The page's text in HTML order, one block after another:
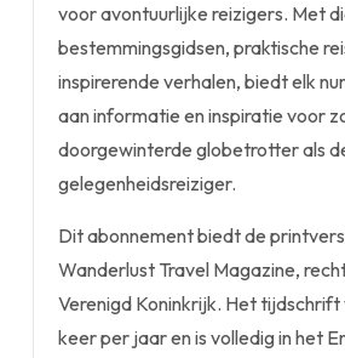
voor avontuurlijke reizigers. Met
bestemmingsgidsen, praktische
inspirerende verhalen, biedt elk
aan informatie en inspiratie voor
doorgewinterde globetrotter als
gelegenheidsreiziger.
Dit abonnement biedt de
Wanderlust Travel Magazine,
Verenigd Koninkrijk. Het tijdschrift
keer per jaar en is volledig in het